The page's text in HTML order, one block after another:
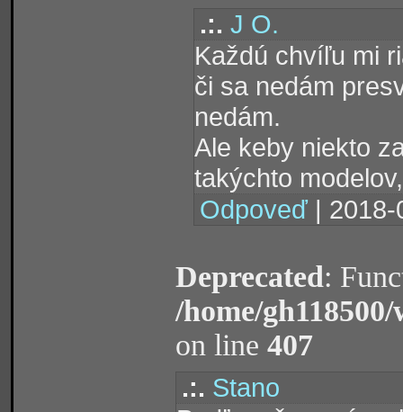
.:. J O.
Každú chvíľu mi
či sa nedám
nedám.
Ale keby niekto
takýchto
Odpoveď |
Deprecated:
/home/
on line 407
.:. Stano